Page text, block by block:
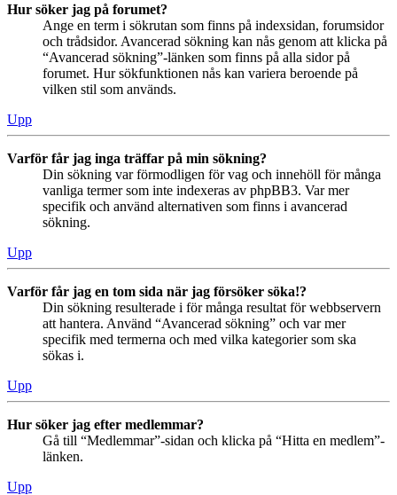
Hur söker jag på forumet?
Ange en term i sökrutan som finns på indexsidan, forumsidor
och trådsidor. Avancerad sökning kan nås genom att klicka på
“Avancerad sökning”-länken som finns på alla sidor på
forumet. Hur sökfunktionen nås kan variera beroende på
vilken stil som används.
Upp
Varför får jag inga träffar på min sökning?
Din sökning var förmodligen för vag och innehöll för många
vanliga termer som inte indexeras av phpBB3. Var mer
specifik och använd alternativen som finns i avancerad
sökning.
Upp
Varför får jag en tom sida när jag försöker söka!?
Din sökning resulterade i för många resultat för webbservern
att hantera. Använd “Avancerad sökning” och var mer
specifik med termerna och med vilka kategorier som ska
sökas i.
Upp
Hur söker jag efter medlemmar?
Gå till “Medlemmar”-sidan och klicka på “Hitta en medlem”-
länken.
Upp